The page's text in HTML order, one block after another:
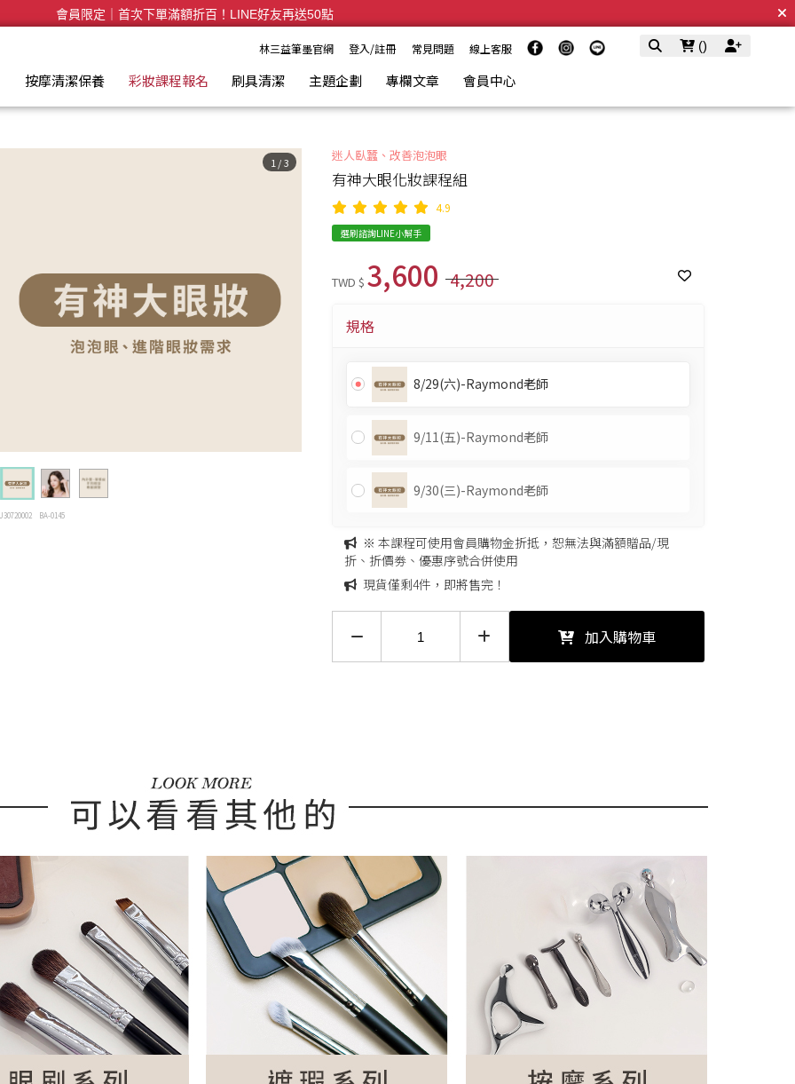
全台滿千免運🛒訂單付款後3~5日內出貨
林三益筆墨官網 登入/註冊 常見問題 線上客服 ()
按摩清潔保養 彩妝課程報名 刷具清潔 主題企劃 專欄文章 會員中心
1 /3
BA-0145
迷人臥蠶、改善泡泡眼
有神大眼化妝課程組
4.9
選刷諮詢LINE小幫手
TWD $ 3,600 4,200
規格
8/29(六)-Raymond老師
9/11(五)-Raymond老師
9/30(三)-Raymond老師
※ 本課程可使用會員購物金折抵，恕無法與滿額贈品/現
折、折價劵、優惠序號合併使用
現貨僅剩4件，即將售完！
加入購物車